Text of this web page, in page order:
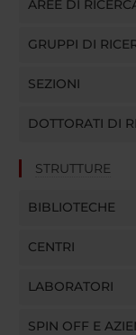
AREE DI
GRUPPI DI
SEZIONI
DOTTORATI DI
STRUTTURE
BIBLIOTECHE
CENTRI
LABORATORI
SPIN OFF E